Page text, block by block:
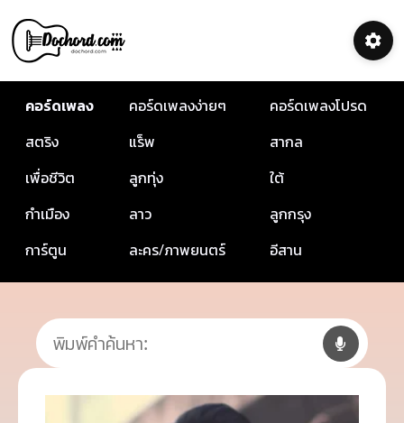
คอร์ดเพลง คอร์ดเพลงง่ายๆ
คอร์ดเพลงโปรด
สตริง
แร็พ
สากล
เพื่อชีวิต
ลูกทุ่ง
ใต้
กำเมือง
ลาว
ลูกกรุง
การ์ตูน
ละคร/ภาพยนตร์ อีสาน